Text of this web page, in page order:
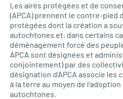
Les aires protégées et de
(APCA) prennent le contre-pied
protégées dont la création a
autochtones et, dans certains
déménagement forcé des
APCA sont désignées et
conjointement) par des
désignation d’APCA associe
à la terre au moyen de
autochtones.